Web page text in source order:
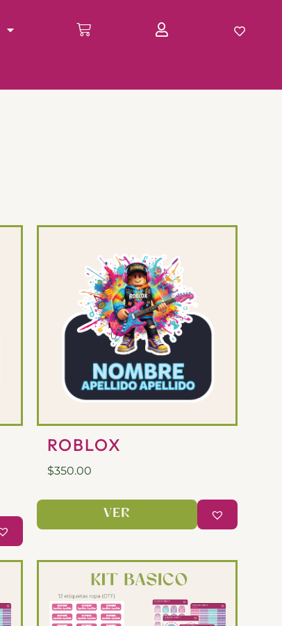
ROBLOX
$350.00
VER